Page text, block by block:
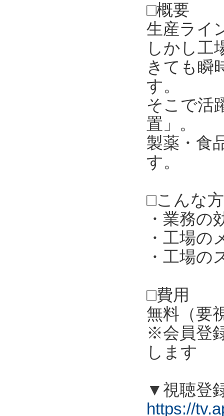
□概要
生産ライ
しかし工
きても瞬
す。
そこで活
置」。
製薬・食
す。
□こんな
・業務の
・工場の
・工場
□費用
無料（要
※会員登
します
▼視聴登
https://